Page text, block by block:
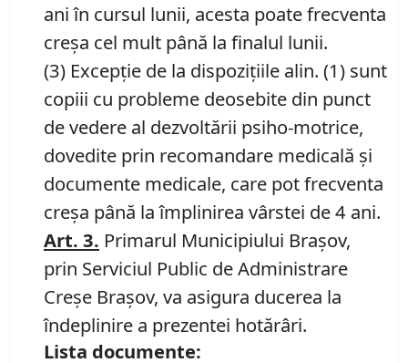
ani în cursul lunii, acesta poate frecventa
creșa cel mult până la finalul lunii.
(3) Excepție de la dispozițiile alin. (1) sunt
copiii cu probleme deosebite din punct
de vedere al dezvoltării psiho-motrice,
dovedite prin recomandare medicală și
documente medicale, care pot frecventa
creșa până la împlinirea vârstei de 4 ani.
Art. 3. Primarul Municipiului Brașov,
prin Serviciul Public de Administrare
Creșe Brașov, va asigura ducerea la
îndeplinire a prezentei hotărâri.
Lista documente: